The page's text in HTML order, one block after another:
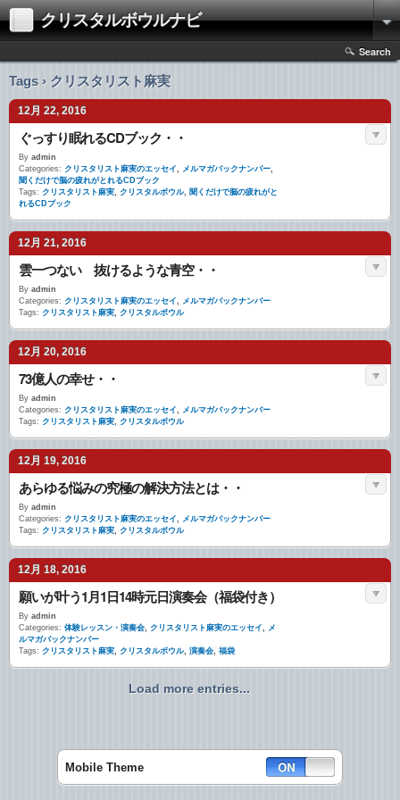
クリスタルボウルナビ
Search
Tags › クリスタリスト麻実
12月 22, 2016
ぐっすり眠れるCDブック・・
By admin
Categories: クリスタリスト麻実のエッセイ, メルマガバックナンバー,
聞くだけで脳の疲れがとれるCDブック
Tags: クリスタリスト麻実, クリスタルボウル, 聞くだけで脳の疲れがと
れるCDブック
12月 21, 2016
雲一つない 抜けるような青空・・
By admin
Categories: クリスタリスト麻実のエッセイ, メルマガバックナンバー
Tags: クリスタリスト麻実, クリスタルボウル
12月 20, 2016
73億人の幸せ・・
By admin
Categories: クリスタリスト麻実のエッセイ, メルマガバックナンバー
Tags: クリスタリスト麻実, クリスタルボウル
12月 19, 2016
あらゆる悩みの究極の解決方法とは・・
By admin
Categories: クリスタリスト麻実のエッセイ, メルマガバックナンバー
Tags: クリスタリスト麻実, クリスタルボウル
12月 18, 2016
願いが叶う1月1日14時元日演奏会（福袋付き）
By admin
Categories: 体験レッスン・演奏会, クリスタリスト麻実のエッセイ, メ
ルマガバックナンバー
Tags: クリスタリスト麻実, クリスタルボウル, 演奏会, 福袋
Load more entries...
Mobile Theme